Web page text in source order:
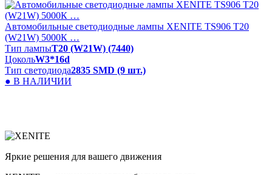
Автомобильные светодиодные лампы XENITE TS906 T20
(W21W) 5000К …
Тип лампыT20 (W21W) (7440)
ЦокольW3*16d
Тип светодиода2835 SMD (9 шт.)
● В НАЛИЧИИ
Яркие решения для вашего движения